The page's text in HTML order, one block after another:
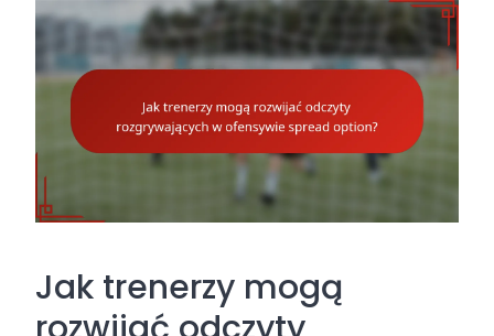
Jak trenerzy mogą